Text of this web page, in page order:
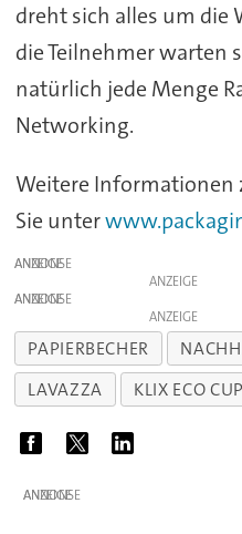
dreht sich alles um die
die Teilnehmer warten
natürlich jede Menge
Networking.
Weitere Informationen
Sie unter
ANZEIGE
ANZEIGE
ANZEIGE
ANZEIGE
PAPIERBECHER
LAVAZZA
KLIX ECO CUP
ANZEIGE